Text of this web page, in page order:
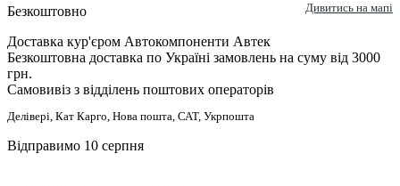
Безкоштовно
Дивитись на мапі
Доставка кур'єром Автокомпоненти Автек
Безкоштовна доставка по Україні замовлень на суму від 3000
грн.
Самовивіз з відділень поштових операторів
Делівері, Кат Карго, Нова пошта, САТ, Укрпошта
Відправимо 10 серпня